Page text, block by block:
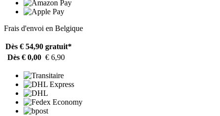
Frais d'envoi en Belgique
Dès € 54,90 gratuit*
Dès € 0,00 € 6,90